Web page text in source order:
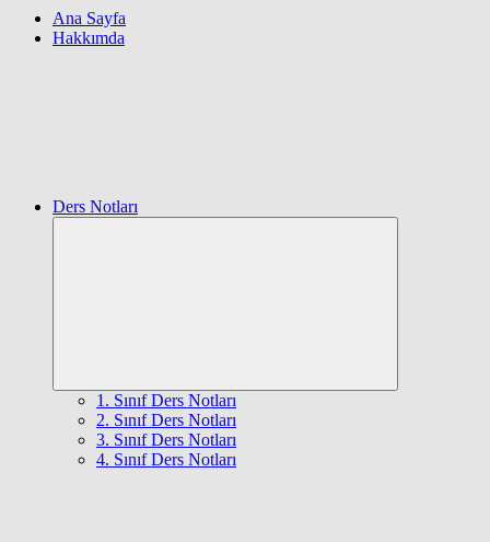
Ana Sayfa
Hakkımda
Ders Notları
1. Sınıf Ders Notları
2. Sınıf Ders Notları
3. Sınıf Ders Notları
4. Sınıf Ders Notları